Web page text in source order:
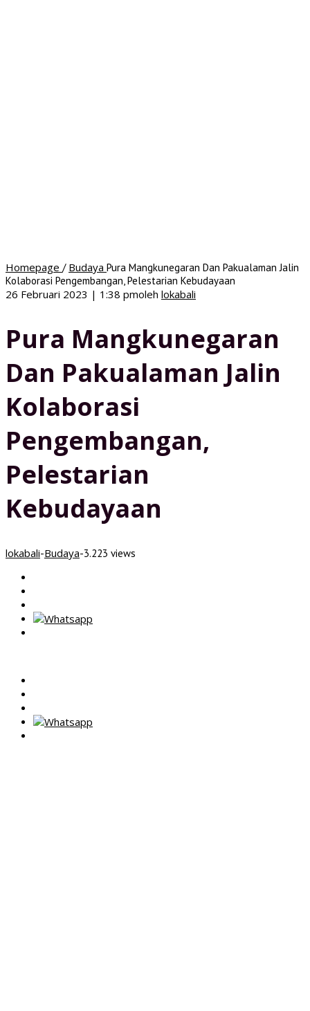
Homepage / Budaya Pura Mangkunegaran Dan Pakualaman Jalin
Kolaborasi Pengembangan, Pelestarian Kebudayaan
26 Februari 2023 | 1:38 pmoleh lokabali
Pura Mangkunegaran
Dan Pakualaman Jalin
Kolaborasi
Pengembangan,
Pelestarian
Kebudayaan
lokabali-Budaya-3.223 views